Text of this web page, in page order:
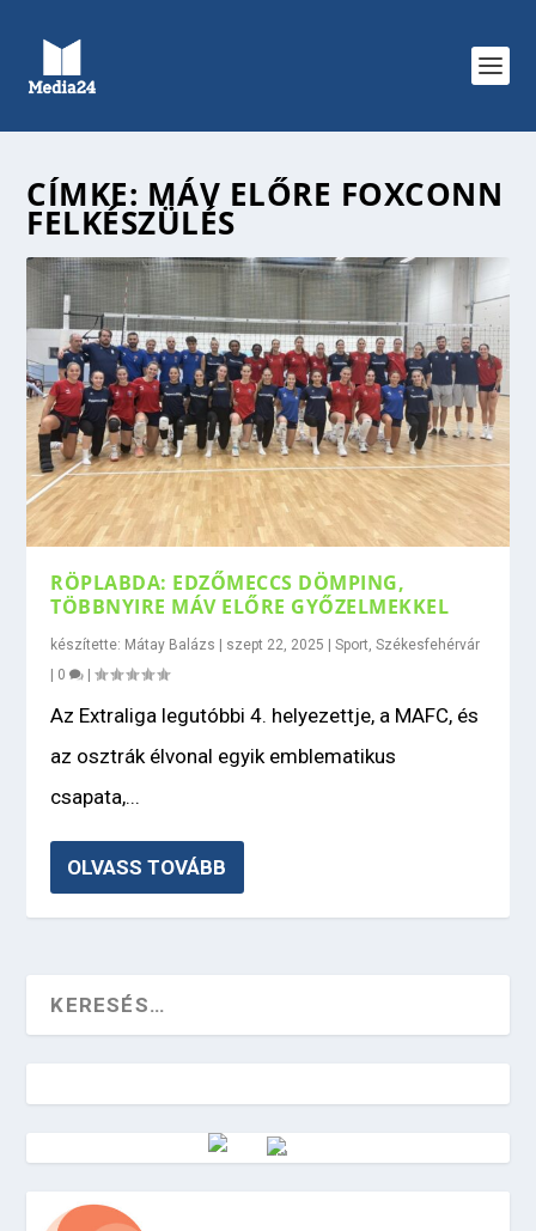
CÍMKE: MÁV ELŐRE FOXCONN
FELKÉSZÜLÉS
RÖPLABDA: EDZŐMECCS DÖMPING,
TÖBBNYIRE MÁV ELŐRE GYŐZELMEKKEL
készítette: Mátay Balázs | szept 22, 2025 |Sport ,Székesfehérvár
| 0 |
Az Extraliga legutóbbi 4. helyezettje, a MAFC, és
az osztrák élvonal egyik emblematikus
csapata,...
OLVASS TOVÁBB
Vörösmarty Rádió